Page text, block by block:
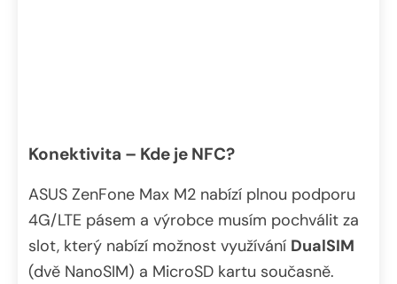
Konektivita – Kde je NFC?
ASUS ZenFone Max M2 nabízí plnou podporu
4G/LTE pásem a výrobce musím pochválit za
slot, který nabízí možnost využívání DualSIM
(dvě NanoSIM) a MicroSD kartu současně.